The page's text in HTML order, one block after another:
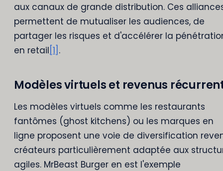
aux canaux de grande distribution. Ces
permettent de mutualiser les audiences, de
partager les risques et d'accélérer la
en retail [1] .
Modèles virtuels et revenus
Les modèles virtuels comme les restaurants
fantômes (ghost kitchens) ou les marques en
ligne proposent une voie de diversification
créateurs particulièrement adaptée aux
agiles. MrBeast Burger en est l'exemple